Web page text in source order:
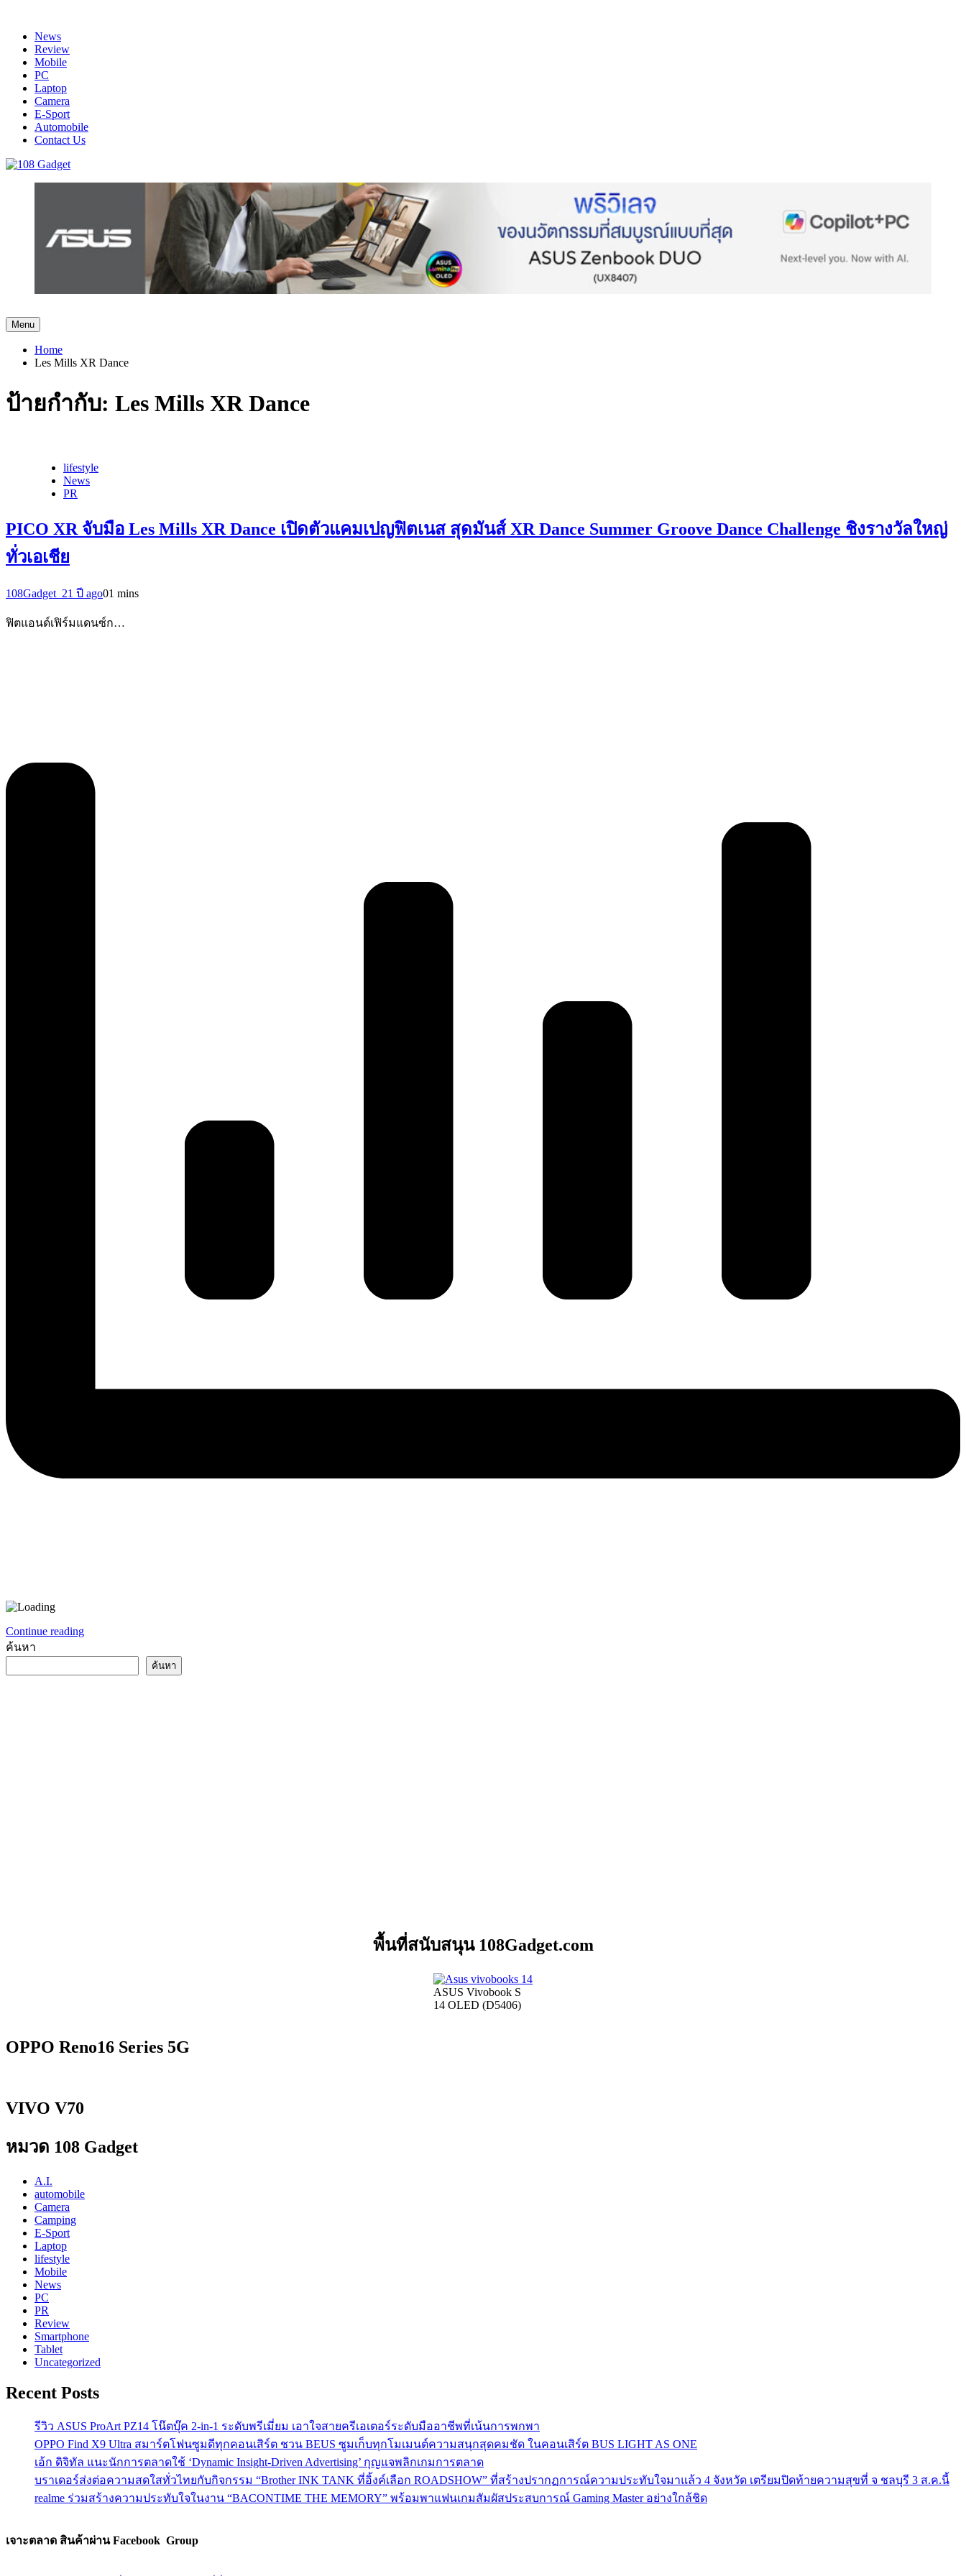
contentNews
Review
Mobile
PC
Laptop
Camera
E-Sport
Automobile
Contact Us
รวบรวมเรื่องราว Gadget IT ,Laptop, Smartphone , ยานยนต์
Menu
Home
Les Mills XR Dance
ป้ายกำกับ: Les Mills XR Dance
lifestyle
News
PR
PICO XR จับมือ Les Mills XR Dance เปิดตัวแคมเปญฟิตเนส สุดมันส์ XR Dance Summer Groove Dance Challenge ชิงรางวัลใหญ่
ทั่วเอเชีย
108Gadget_21 ปี ago01 mins
ฟิตแอนด์เฟิร์มแดนซ์ก…
Continue reading
ค้นหา
ค้นหา
พื้นที่สนับสนุน 108Gadget.com
ASUS Vivobook S
14 OLED (D5406)
OPPO Reno16 Series 5G
VIVO V70
หมวด 108 Gadget
A.I.
automobile
Camera
Camping
E-Sport
Laptop
lifestyle
Mobile
News
PC
PR
Review
Smartphone
Tablet
Uncategorized
Recent Posts
รีวิว ASUS ProArt PZ14 โน๊ตบุ๊ค 2-in-1 ระดับพรีเมี่ยม เอาใจสายครีเอเตอร์ระดับมืออาชีพที่เน้นการพกพา
OPPO Find X9 Ultra สมาร์ตโฟนซูมดีทุกคอนเสิร์ต ชวน BEUS ซูมเก็บทุกโมเมนต์ความสนุกสุดคมชัด ในคอนเสิร์ต BUS LIGHT AS ONE
เอ้ก ดิจิทัล แนะนักการตลาดใช้ ‘Dynamic Insight-Driven Advertising’ กุญแจพลิกเกมการตลาด
บราเดอร์ส่งต่อความสดใสทั่วไทยกับกิจกรรม “Brother INK TANK ที่อิ้งค์เลือก ROADSHOW” ที่สร้างปรากฏการณ์ความประทับใจมาแล้ว 4 จังหวัด เตรียมปิดท้ายความสุขที่ จ ชลบุรี 3 ส.ค.นี้
realme ร่วมสร้างความประทับใจในงาน “BACONTIME THE MEMORY” พร้อมพาแฟนเกมสัมผัสประสบการณ์ Gaming Master อย่างใกล้ชิด
เจาะตลาด สินค้าผ่าน Facebook Group